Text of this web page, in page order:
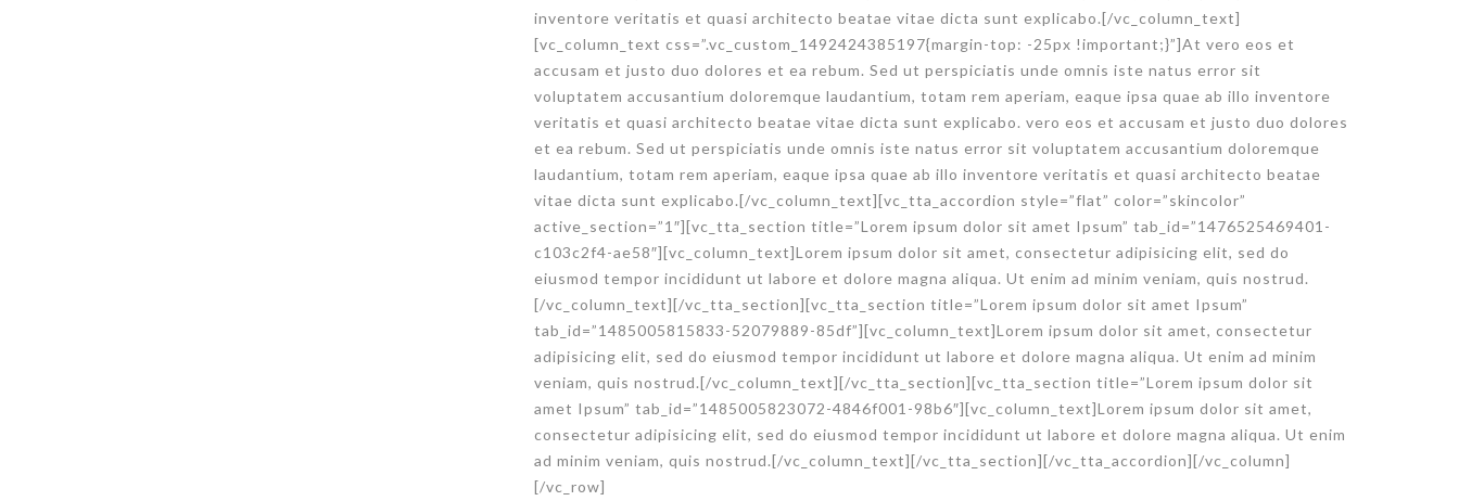
inventore veritatis et quasi architecto beatae vitae dicta sunt explicabo.[/vc_column_text]
[vc_column_text css=”.vc_custom_1492424385197{margin-top: -25px !important;}”]At vero eos et
accusam et justo duo dolores et ea rebum. Sed ut perspiciatis unde omnis iste natus error sit
voluptatem accusantium doloremque laudantium, totam rem aperiam, eaque ipsa quae ab illo inventore
veritatis et quasi architecto beatae vitae dicta sunt explicabo. vero eos et accusam et justo duo dolores
et ea rebum. Sed ut perspiciatis unde omnis iste natus error sit voluptatem accusantium doloremque
laudantium, totam rem aperiam, eaque ipsa quae ab illo inventore veritatis et quasi architecto beatae
vitae dicta sunt explicabo.[/vc_column_text][vc_tta_accordion style=”flat” color=”skincolor”
active_section=”1″][vc_tta_section title=”Lorem ipsum dolor sit amet Ipsum” tab_id=”1476525469401-
c103c2f4-ae58″][vc_column_text]Lorem ipsum dolor sit amet, consectetur adipisicing elit, sed do
eiusmod tempor incididunt ut labore et dolore magna aliqua. Ut enim ad minim veniam, quis nostrud.
[/vc_column_text][/vc_tta_section][vc_tta_section title=”Lorem ipsum dolor sit amet Ipsum”
tab_id=”1485005815833-52079889-85df”][vc_column_text]Lorem ipsum dolor sit amet, consectetur
adipisicing elit, sed do eiusmod tempor incididunt ut labore et dolore magna aliqua. Ut enim ad minim
veniam, quis nostrud.[/vc_column_text][/vc_tta_section][vc_tta_section title=”Lorem ipsum dolor sit
amet Ipsum” tab_id=”1485005823072-4846f001-98b6″][vc_column_text]Lorem ipsum dolor sit amet,
consectetur adipisicing elit, sed do eiusmod tempor incididunt ut labore et dolore magna aliqua. Ut enim
ad minim veniam, quis nostrud.[/vc_column_text][/vc_tta_section][/vc_tta_accordion][/vc_column]
[/vc_row]